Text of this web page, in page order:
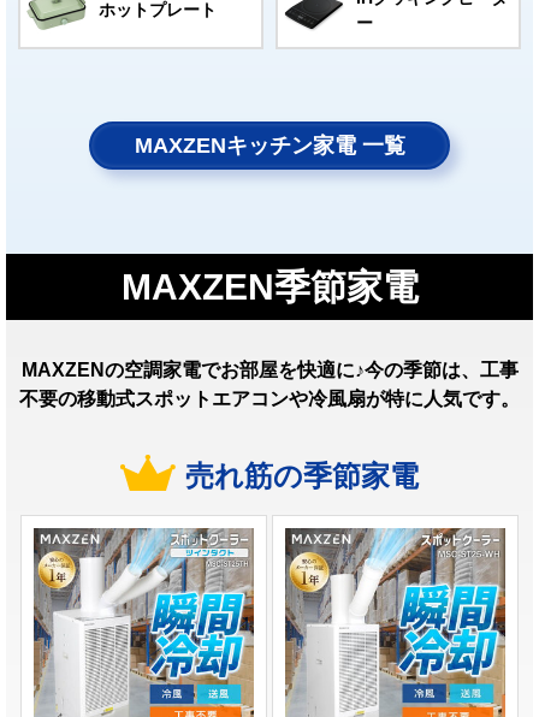
ホットプレート
ー
MAXZENキッチン家電 一覧
MAXZEN季節家電
MAXZENの空調家電でお部屋を快適に♪今の季節は、工事
不要の移動式スポットエアコンや冷風扇が特に人気です。
売れ筋の季節家電